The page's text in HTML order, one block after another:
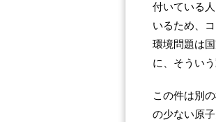
付いている
いるため、
環境問題は
に、そうい
この件は別
の少ない原